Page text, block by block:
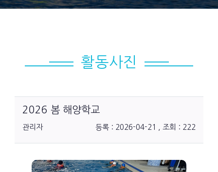
활동사진
2026 봄 해양학교
관리자 등록 : 2026-04-21 , 조회 : 222